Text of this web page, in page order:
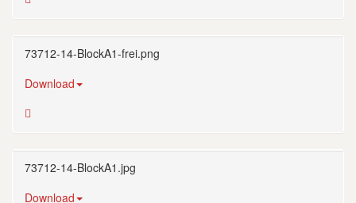
73712-14-BlockA1-frei.png
Download
73712-14-BlockA1.jpg
Download